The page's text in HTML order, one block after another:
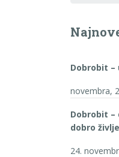
Dobrobit –
novembra,
Dobrobit
dobro
24.